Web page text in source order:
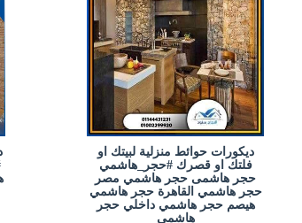
ديكورات حوائط منزلية لبيتك او
فلتك او قصرك #حجر_هاشمي
حجر هاشمى حجر هاشمي مصر
حجر هاشمي القاهرة حجر هاشمي
هيصم حجر هاشمي داخلي حجر
هاشمي